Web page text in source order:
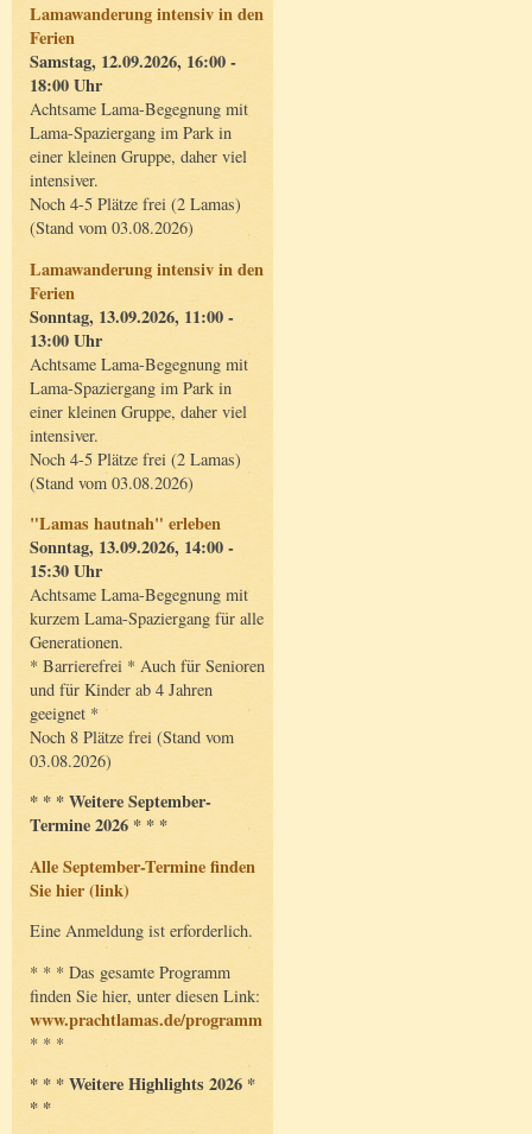
Lamawanderung intensiv in den
Ferien
Samstag, 12.09.2026, 16:00 -
18:00 Uhr
Achtsame Lama-Begegnung mit
Lama-Spaziergang im Park in
einer kleinen Gruppe, daher viel
intensiver.
Noch 4-5 Plätze frei (2 Lamas)
(Stand vom 03.08.2026)
Lamawanderung intensiv in den
Ferien
Sonntag, 13.09.2026, 11:00 -
13:00 Uhr
Achtsame Lama-Begegnung mit
Lama-Spaziergang im Park in
einer kleinen Gruppe, daher viel
intensiver.
Noch 4-5 Plätze frei (2 Lamas)
(Stand vom 03.08.2026)
"Lamas hautnah" erleben
Sonntag, 13.09.2026, 14:00 -
15:30 Uhr
Achtsame Lama-Begegnung mit
kurzem Lama-Spaziergang für alle
Generationen.
* Barrierefrei * Auch für Senioren
und für Kinder ab 4 Jahren
geeignet *
Noch 8 Plätze frei (Stand vom
03.08.2026)
* * * Weitere September-
Termine 2026 * * *
Alle September-Termine finden
Sie hier (link)
Eine Anmeldung ist erforderlich.
* * * Das gesamte Programm
finden Sie hier, unter diesen Link:
www.prachtlamas.de/programm
* * *
* * * Weitere Highlights 2026 *
* *